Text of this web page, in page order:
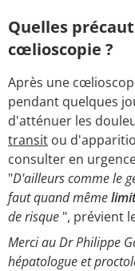
Quelles
cœlioscopie ?
Après une
pendant quelques
d'atténuer les
transit ou
consulter en
"D'ailleurs comme le
faut quand même
de risque ", prévient
Merci au Dr Philippe
hépatologue et